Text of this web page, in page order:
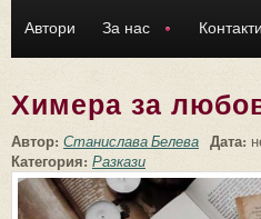
Автори За нас Контакти
Химера за
Автор: Станислава Белева Дата:
Категория: Разкази